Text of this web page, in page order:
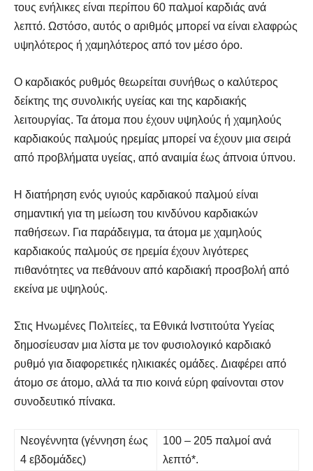
τους ενήλικες είναι περίπου 60 παλμοί καρδιάς ανά
λεπτό. Ωστόσο, αυτός ο αριθμός μπορεί να είναι ελαφρώς
υψηλότερος ή χαμηλότερος από τον μέσο όρο.
Ο καρδιακός ρυθμός θεωρείται συνήθως ο καλύτερος
δείκτης της συνολικής υγείας και της καρδιακής
λειτουργίας. Τα άτομα που έχουν υψηλούς ή χαμηλούς
καρδιακούς παλμούς ηρεμίας μπορεί να έχουν μια σειρά
από προβλήματα υγείας, από αναιμία έως άπνοια ύπνου.
Η διατήρηση ενός υγιούς καρδιακού παλμού είναι
σημαντική για τη μείωση του κινδύνου καρδιακών
παθήσεων. Για παράδειγμα, τα άτομα με χαμηλούς
καρδιακούς παλμούς σε ηρεμία έχουν λιγότερες
πιθανότητες να πεθάνουν από καρδιακή προσβολή από
εκείνα με υψηλούς.
Στις Ηνωμένες Πολιτείες, τα Εθνικά Ινστιτούτα Υγείας
δημοσίευσαν μια λίστα με τον φυσιολογικό καρδιακό
ρυθμό για διαφορετικές ηλικιακές ομάδες. Διαφέρει από
άτομο σε άτομο, αλλά τα πιο κοινά εύρη φαίνονται στον
συνοδευτικό πίνακα.
Νεογέννητα (γέννηση έως
4 εβδομάδες)
100 – 205 παλμοί ανά
λεπτό*.